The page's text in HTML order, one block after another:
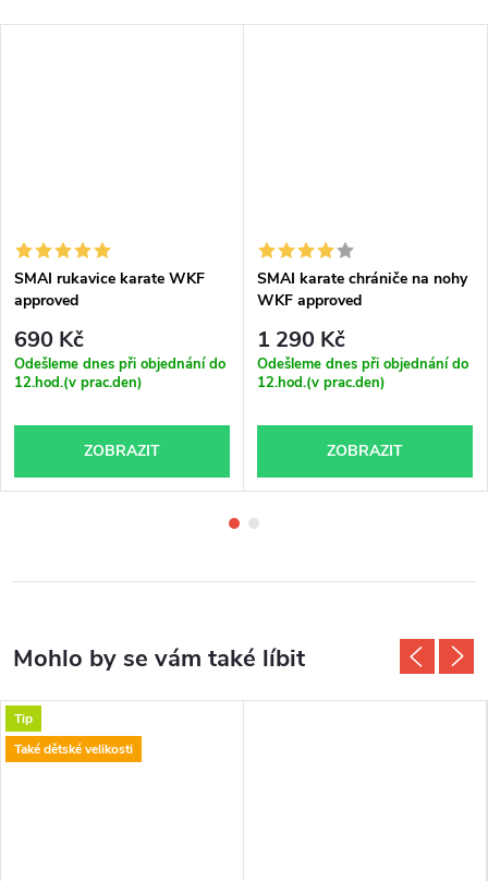
SMAI rukavice karate WKF
approved
690 Kč
Odešleme dnes při objednání do
12.hod.(v prac.den)
ZOBRAZIT
SMAI karate chrániče na nohy
WKF approved
1 290 Kč
Odešleme dnes při objednání do
12.hod.(v prac.den)
ZOBRAZIT
Tip
Také dětské velikosti